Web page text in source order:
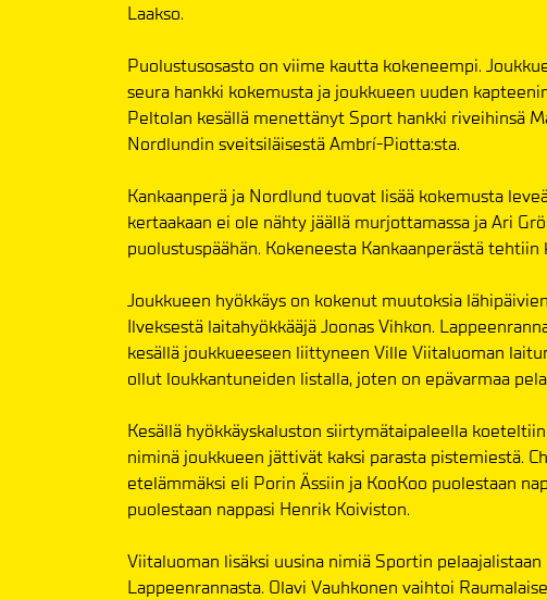
Laakso.
Puolustusosasto on viime kautta kokeneempi.
seura hankki kokemusta ja joukkueen uuden
Peltolan kesällä menettänyt Sport hankki riveihinsä
Nordlundin sveitsiläisestä Ambrí-Piotta:sta.
Kankaanperä ja Nordlund tuovat lisää kokemusta
kertaakaan ei ole nähty jäällä murjottamassa ja Ari
puolustuspäähän. Kokeneesta Kankaanperästä
Joukkueen hyökkäys on kokenut muutoksia
Ilveksestä laitahyökkääjä Joonas Vihkon.
kesällä joukkueeseen liittyneen Ville Viitaluoman
ollut loukkantuneiden listalla, joten on epävarmaa
Kesällä hyökkäyskaluston siirtymätaipaleella
niminä joukkueen jättivät kaksi parasta pistemiestä.
etelämmäksi eli Porin Ässiin ja KooKoo puolestaan
puolestaan nappasi Henrik Koiviston.
Viitaluoman lisäksi uusina nimiä Sportin
Lappeenrannasta. Olavi Vauhkonen vaihtoi